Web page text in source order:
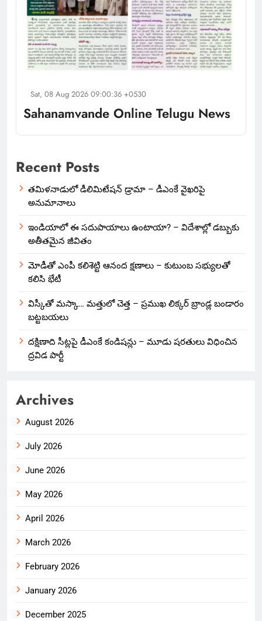
Sat, 08 Aug 2026 09:00:36 +0530
Sahanamvande Online Telugu News
Recent Posts
తమిళనాడులో డీలిమిటేషన్ డ్రామా – డీఎంకే వైఖరిపై
అనుమానాలు
ఇండియాలో‌ ఈ సదుపాయాలు ఉంటాయా? – విదేశాల్లో డబ్బుకు
అతీతమైన జీవితం
మోడీతో ఎంపీ కలిశెట్టి ఆనంద క్షణాలు – కుటుంబ సభ్యులతో
కలిసి భేటీ
విస్కీతో మస్కా… మత్తులో చెత్త – ప్రముఖ లిక్కర్ బ్రాండ్ల బండారం
బట్టబయలు
దక్షిణాది సీట్లపై డీఎంకే కండిషన్లు – మూడు షరతులు విధించిన
ద్రవిడ పార్టీ
Archives
August 2026
July 2026
June 2026
May 2026
April 2026
March 2026
February 2026
January 2026
December 2025